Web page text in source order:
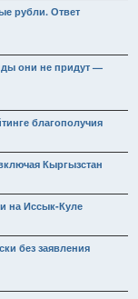
рубли. Ответ
они не придут —
благополучия
Кыргызстан
на Иссык-Куле
без заявления